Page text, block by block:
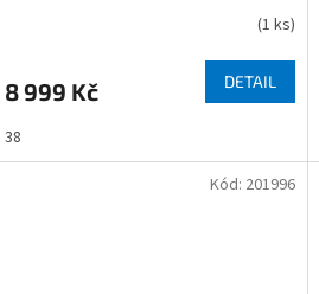
(1 ks)
8 999 Kč DETAIL
38
Kód: 201996